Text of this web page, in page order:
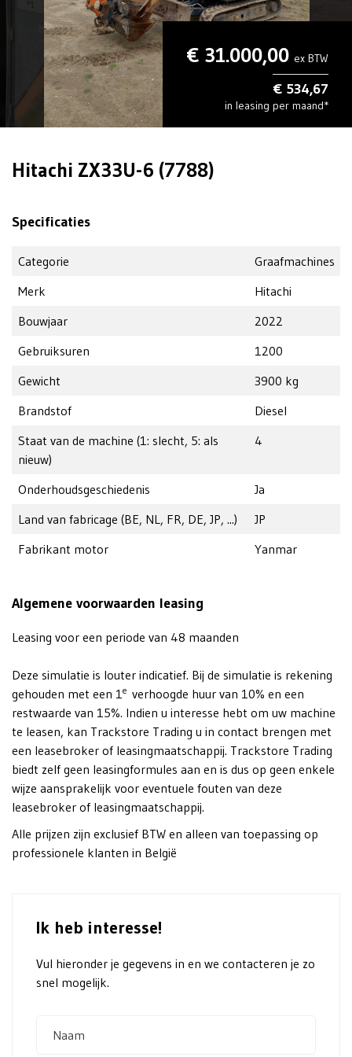
€ 31.000,00 ex BTW
€ 534,67
in leasing per maand*
Hitachi ZX33U-6 (7788)
Specificaties
Categorie
Graafmachines
Merk
Hitachi
Bouwjaar
2022
Gebruiksuren
1200
Gewicht
3900 kg
Brandstof
Diesel
Staat van de machine (1: slecht, 5: als
nieuw)
4
Onderhoudsgeschiedenis
Ja
Land van fabricage (BE, NL, FR, DE, JP, ...)
JP
Fabrikant motor
Yanmar
Algemene voorwaarden leasing
Leasing voor een periode van 48 maanden
Deze simulatie is louter indicatief. Bij de simulatie is rekening
gehouden met een 1e verhoogde huur van 10% en een
restwaarde van 15%. Indien u interesse hebt om uw machine
te leasen, kan Trackstore Trading u in contact brengen met
een leasebroker of leasingmaatschappij. Trackstore Trading
biedt zelf geen leasingformules aan en is dus op geen enkele
wijze aansprakelijk voor eventuele fouten van deze
leasebroker of leasingmaatschappij.
Alle prijzen zijn exclusief BTW en alleen van toepassing op
professionele klanten in België
Ik heb interesse!
Vul hieronder je gegevens in en we contacteren je zo
snel mogelijk.